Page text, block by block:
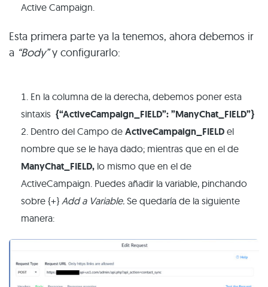
Active Campaign.
Esta primera parte ya la tenemos, ahora debemos ir
a “Body”y configurarlo:
En la columna de la derecha, debemos poner esta
sintaxis {“ActiveCampaign_FIELD”: ”ManyChat_FIELD”}
Dentro del Campo de ActiveCampaign_FIELD el
nombre que se le haya dado; mientras que en el de
ManyChat_FIELD, lo mismo que en el de
ActiveCampaign. Puedes añadir la variable, pinchando
sobre {+} Add a Variable. Se quedaría de la siguiente
manera: